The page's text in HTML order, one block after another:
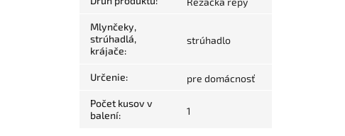
Mlynčeky,
strúhadlá,
krájače:
strúhadlo
Určenie: pre domácnosť
Počet kusov v
balení: 1